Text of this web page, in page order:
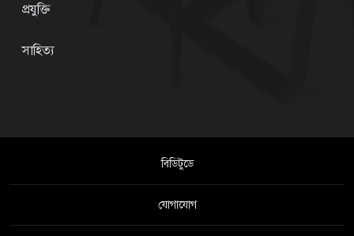
প্রযুক্তি
সাহিত্য
বিডিটুডে
যোগাযোগ